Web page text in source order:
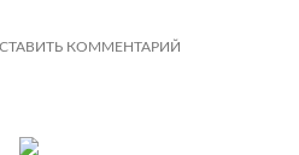
КОММЕНТАРИЙ